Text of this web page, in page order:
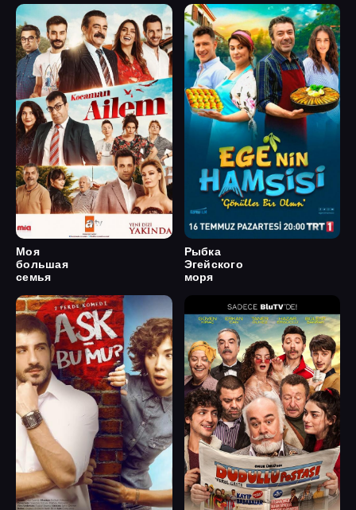
Моя
большая
семья
Рыбка
Эгейского
моря